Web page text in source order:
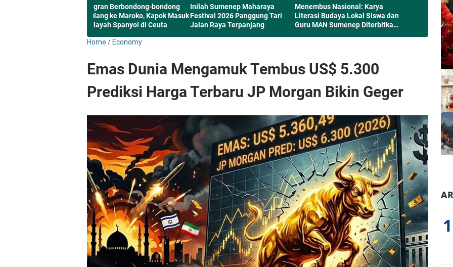
Ledakan Bom Guncang
Restoran Mewah di Moskow, 3
Orang Tewas
Migran Berbondong-bondong
Pulang ke Maroko, Kapok Masuk
Wilayah Spanyol di Ceuta
Inilah Sumenep Maharaya
Festival 2026 Panggung Tari
Jalan Raya Terpanjang
Menembus
Literasi Budaya
Guru MAN
Perpusnas RI
Home / Economy
Emas Dunia Mengamuk Tembus US$ 5.300
Prediksi Harga Terbaru JP Morgan Bikin Geger
1